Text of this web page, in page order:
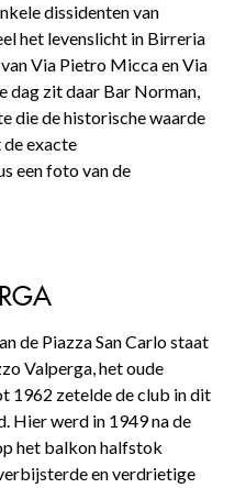
dissidenten van
het levenslicht in Birreria
Via Pietro Micca en Via
dag zit daar Bar Norman,
die de historische waarde
exacte
een foto van de
de Piazza San Carlo staat
Valperga, het oude
1962 zetelde de club in dit
Hier werd in 1949 na de
het balkon halfstok
en verdrietige